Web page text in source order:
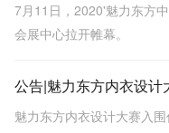
7月11日，2020'魅力东方
会展中心拉开帷幕。
魅力东方内衣设计大赛入